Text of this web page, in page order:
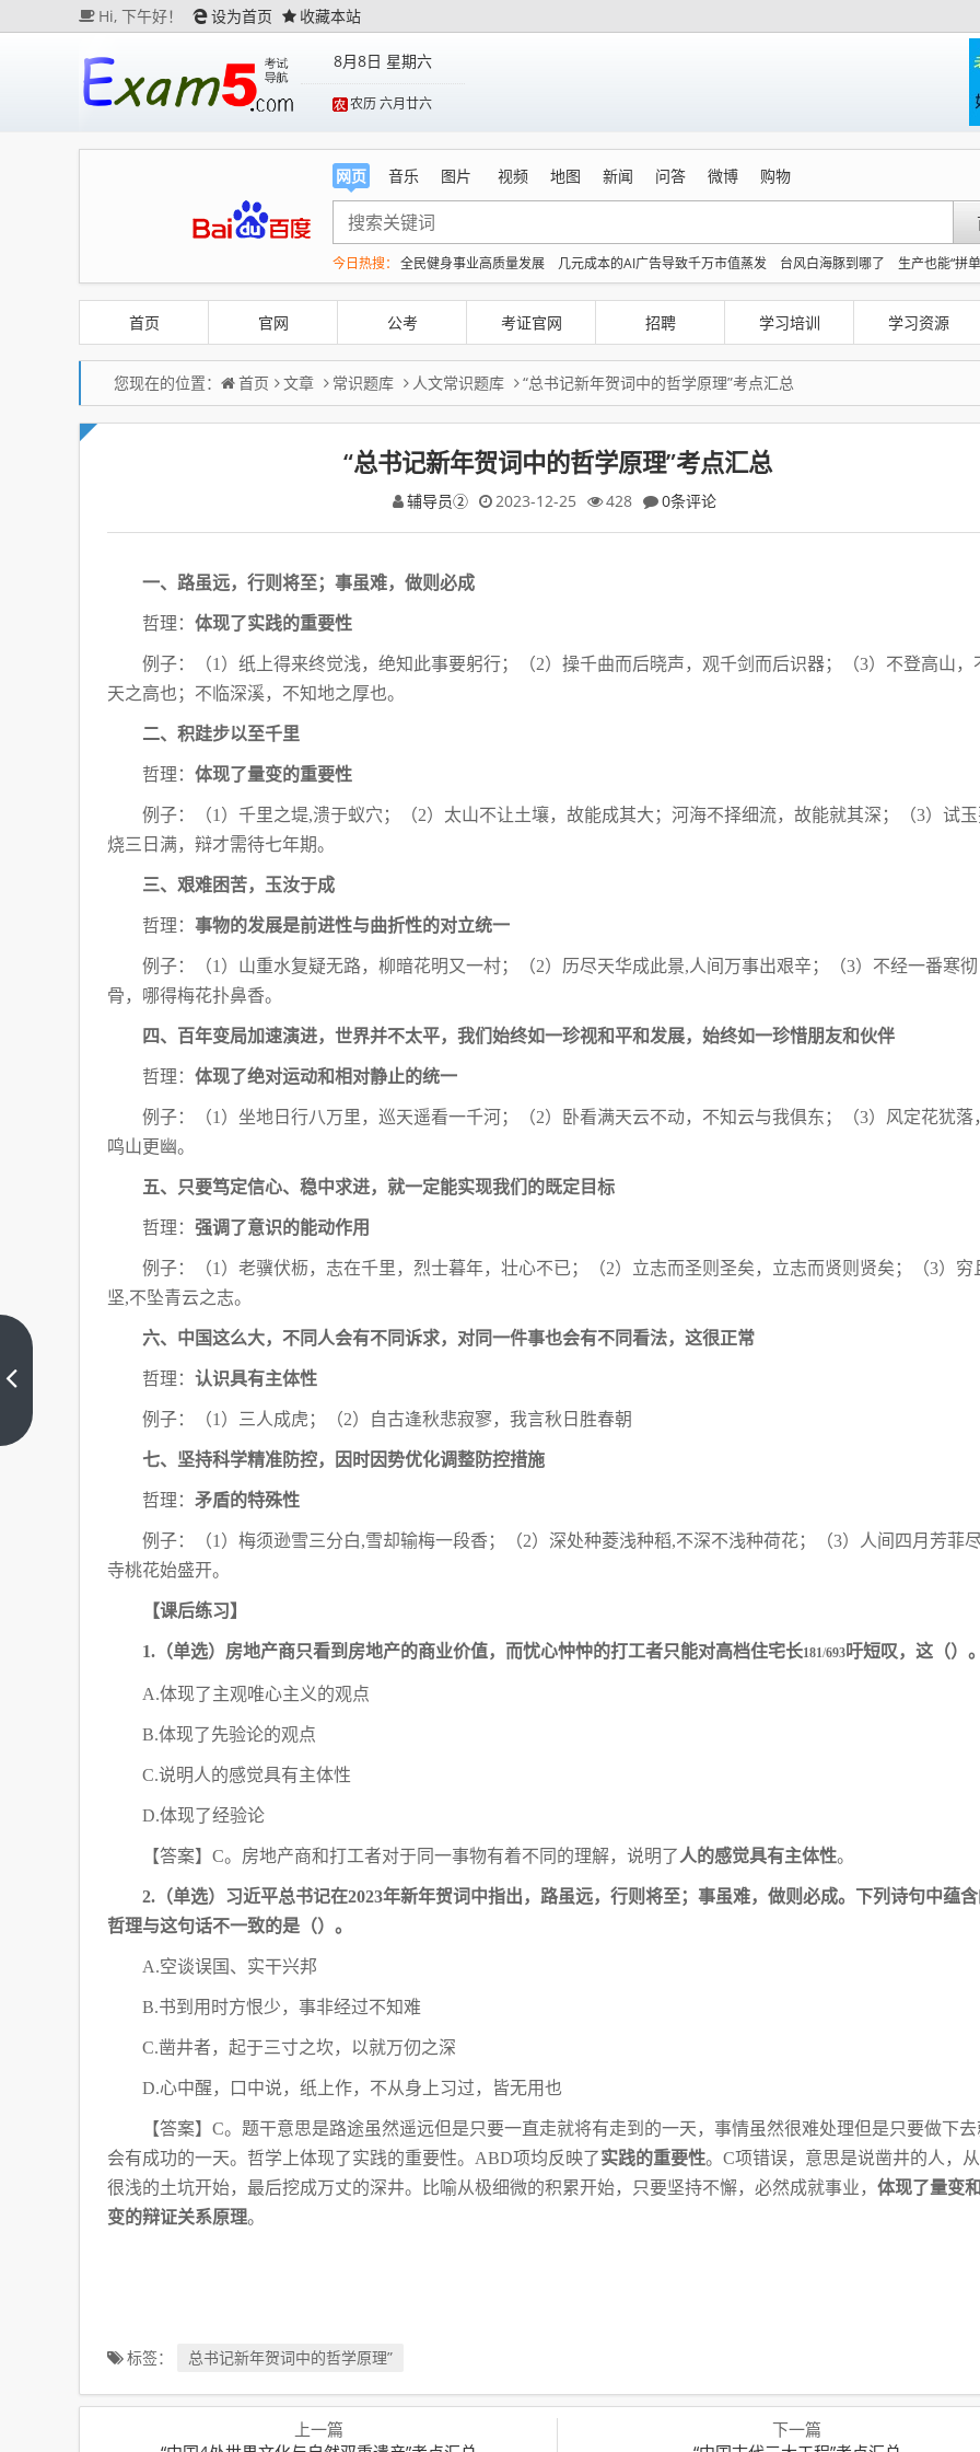
Hi, 下午好！ 设为首页 收藏本站
8月8日 星期六
农历 六月廿六
网页 音乐 图片 视频 地图 新闻 问答 微博 购物
今日热搜： 全民健身事业高质量发展 几元成本的AI广告导致千万市值蒸发 台风白海豚到哪了
生产也能“拼
央视新主播李秋莹孙亚鹏亮相
150元车上过夜费到底谁被做局了 检测列车撞人致11死2伤 涉事单位被罚
沈
河南刑案嫌犯被抓 逃窜时伤害多人
情侣在平潭拍日出时坠崖致一死一伤
首页 官网 公考 考证官网 招聘 学习培训 学习资源
您现在的位置： 首页 文章 常识题库 人文常识题库 “总书记新年贺词中的哲学原理”考点汇总
“总书记新年贺词中的哲学原理”考点汇总
辅导员② 2023-12-25 428 0条评论
一、路虽远，行则将至；事虽难，做则必成
哲理： 体现了实践的重要性
例子：（1）纸上得来终觉浅，绝知此事要躬行；（2）操千曲而后晓声，观千剑而后识器；（3）不登高山，
天之高也；不临深溪，不知地之厚也。
二、积跬步以至千里
哲理： 体现了量变的重要性
例子：（1）千里之堤,溃于蚁穴；（2）太山不让土壤，故能成其大；河海不择细流，故能就其深；（3）试
烧三日满，辩才需待七年期。
三、艰难困苦，玉汝于成
哲理： 事物的发展是前进性与曲折性的对立统一
例子：（1）山重水复疑无路，柳暗花明又一村；（2）历尽天华成此景,人间万事出艰辛； （3）不经一番寒彻
骨，哪得梅花扑鼻香。
四、百年变局加速演进，世界并不太平，我们始终如一珍视和平和发展，始终如一珍惜朋友和伙伴
哲理： 体现了绝对运动和相对静止的统一
例子：（1）坐地日行八万里，巡天遥看一千河；（2）卧看满天云不动，不知云与我俱东；（3）风定花犹落
鸣山更幽。
五、只要笃定信心、稳中求进，就一定能实现我们的既定目标
哲理： 强调了意识的能动作用
例子：（1）老骥伏枥，志在千里，烈士暮年，壮心不已；（2）立志而圣则圣矣，立志而贤则贤矣；（3）穷
坚,不坠青云之志。
六、中国这么大，不同人会有不同诉求，对同一件事也会有不同看法，这很正常
哲理： 认识具有主体性
例子：（1）三人成虎；（2）自古逢秋悲寂寥，我言秋日胜春朝
七、坚持科学精准防控，因时因势优化调整防控措施
哲理： 矛盾的特殊性
例子：（1）梅须逊雪三分白,雪却输梅一段香；（2）深处种菱浅种稻,不深不浅种荷花； （3）人间四月芳菲
寺桃花始盛开。
【课后练习】
1.（单选）房地产商只看到房地产的商业价值，而忧心忡忡的打工者只能对高档住宅长181/693 吁短叹，这（）。
A.体现了主观唯心主义的观点
B.体现了先验论的观点
C.说明人的感觉具有主体性
D.体现了经验论
【答案】 C。房地产商和打工者对于同一事物有着不同的理解，说明了 人的感觉具有主体性。
2.（单选）习近平总书记在2023年新年贺词中指出，路虽远，行则将至；事虽难，做则 必成。下列诗句中蕴
哲理与这句话不一致的是（）。
A.空谈误国、实干兴邦
B.书到用时方恨少，事非经过不知难
C.凿井者，起于三寸之坎，以就万仞之深
D.心中醒，口中说，纸上作，不从身上习过，皆无用也
【答案】 C。题干意思是路途虽然遥远但是只要一直走就将有走到的一天，事情虽然很难处理但是只要做下去
会有成功的一天。哲学上体现了实践的重要性。ABD项均反映了实践的重要性。C项错误，意思是说凿井的人，
很浅的土坑开始，最后挖成万丈的深井。比喻从极细微的积累开始，只要坚持不懈，必然成就事业， 体现了量变
变的辩证关系原理。
标签： 总书记新年贺词中的哲学原理”
上一篇
下一篇